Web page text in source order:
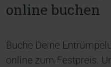
online buchen
Buche Deine
online zum Festpreis.